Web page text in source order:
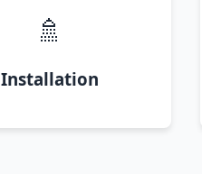
🚿
Installation